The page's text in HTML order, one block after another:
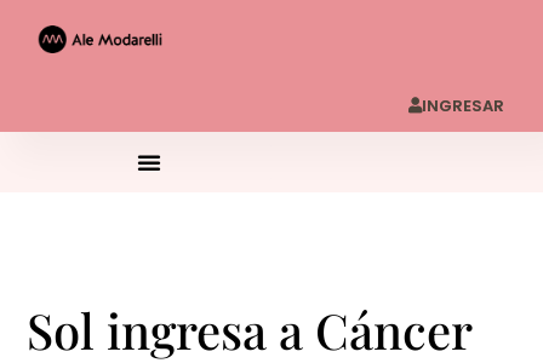
INGRESAR
Sol ingresa a Cáncer